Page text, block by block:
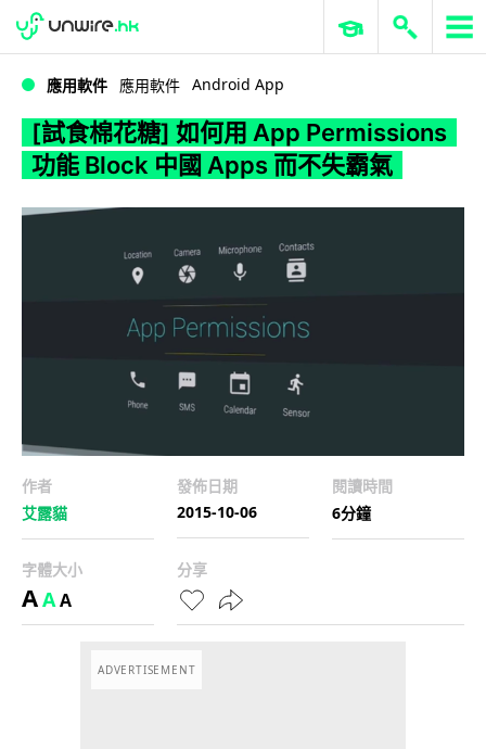
WWDC 2026 ERP 與商業 AI
應用軟件 應用軟件 Android App
[試食棉花糖] 如何用 App Permissions
功能 Block 中國 Apps 而不失霸氣
作者
艾露貓
發佈日期
2015-10-06
閱讀時間
6分鐘
字體大小
AAA
分享
ADVERTISEMENT